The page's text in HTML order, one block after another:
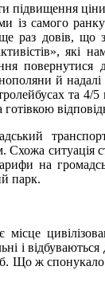
підвищення
із самого
раз довів, що
які
повернутися
й надалі
та 4/
ситуація
на
парк.
і
Що ж